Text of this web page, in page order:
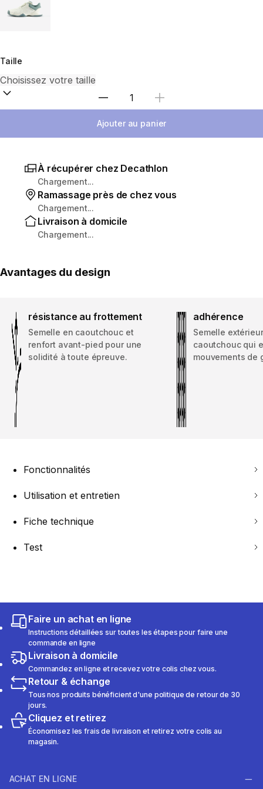
Taille
Sélectionnez la quantité
Ajouter au panier
À récupérer chez Decathlon
Chargement...
Ramassage près de chez vous
Chargement...
Livraison à domicile
Chargement...
Avantages du design
résistance au frottement
Semelle en caoutchouc et
renfort avant-pied pour une
solidité à toute épreuve.
adhérence
Semelle
caoutchouc qui
mouvements de
Fonctionnalités
Utilisation et entretien
Fiche technique
Test
Faire un achat en ligne
Instructions détaillées sur toutes les étapes pour faire une
commande en ligne
Livraison à domicile
Commandez en ligne et recevez votre colis chez vous.
Retour & échange
Tous nos produits bénéficient d'une politique de retour de 30
jours.
Cliquez et retirez
Économisez les frais de livraison et retirez votre colis au
magasin.
ACHAT EN LIGNE